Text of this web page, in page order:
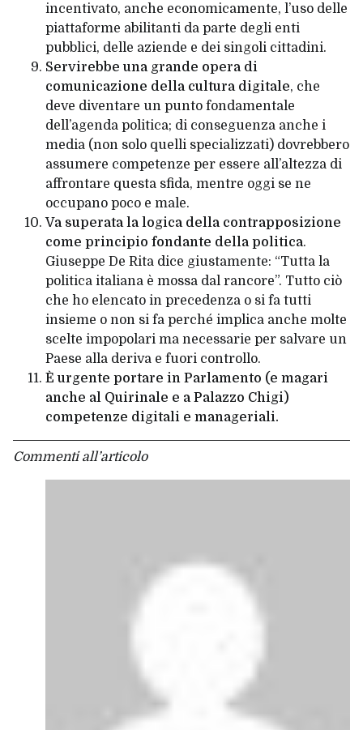
incentivato, anche economicamente, l’uso delle
piattaforme abilitanti da parte degli enti
pubblici, delle aziende e dei singoli cittadini.
Servirebbe una grande opera di
comunicazione della cultura digitale, che
deve diventare un punto fondamentale
dell’agenda politica; di conseguenza anche i
media (non solo quelli specializzati) dovrebbero
assumere competenze per essere all’altezza di
affrontare questa sfida, mentre oggi se ne
occupano poco e male.
Va superata la logica della contrapposizione
come principio fondante della politica.
Giuseppe De Rita dice giustamente: “Tutta la
politica italiana è mossa dal rancore”. Tutto ciò
che ho elencato in precedenza o si fa tutti
insieme o non si fa perché implica anche molte
scelte impopolari ma necessarie per salvare un
Paese alla deriva e fuori controllo.
È urgente portare in Parlamento (e magari
anche al Quirinale e a Palazzo Chigi)
competenze digitali e manageriali.
Commenti all’articolo